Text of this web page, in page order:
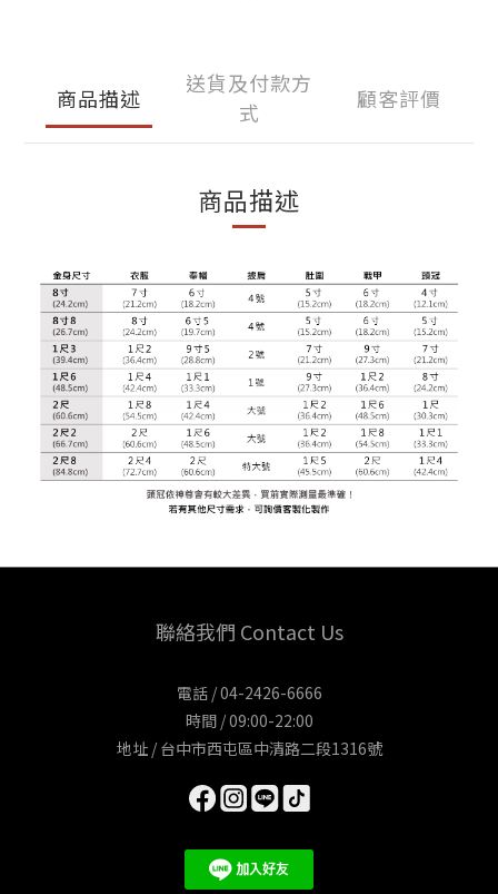
商品描述
送貨及付款方
式
顧客評價
商品描述
聯絡我們 Contact Us
電話 / 04-2426-6666
時間 / 09:00-22:00
地址 / 台中市西屯區中清路二段1316號